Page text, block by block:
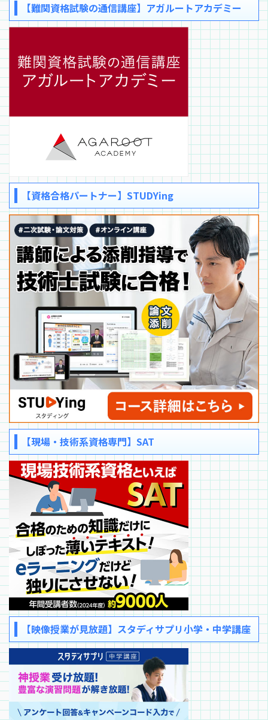
【難関資格試験の通信講座】アガルートアカデミー
【資格合格パートナー】STUDYing
【現場・技術系資格専門】SAT
【映像授業が見放題】スタディサプリ小学・中学講座